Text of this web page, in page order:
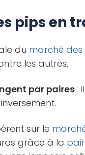
pips en
du marché
les autres.
par paires :
sur le
grâce à la